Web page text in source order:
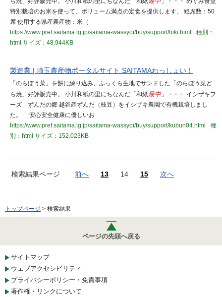
特別栽培のお米を使って、ボリューム満点の定食を提供します。 総席数：50
席 使用する県産農産物：米（
https://www.pref.saitama.lg.jp/saitama-wassyoi/buy/support/hiki.html
種別：
html サイズ：48.944KB
製造業 | 埼玉農産物ポータルサイト SAITAMAわっしょい！
「のらぼう菜」を餅に練り込み、ふっくら生地でサンドした「のらぼう菜ど
ら焼」好評販売中。 小川和紙の里にちなんだ「和紙最中 」・・・ イシザキフ
ーズ ずんだの郷 越谷産ずんだ（枝豆）をイシザキ農園で有機栽培しまし
た。 安心安全健康に優しいお
https://www.pref.saitama.lg.jp/saitama-wassyoi/buy/support/kubun04.html
種
別：html サイズ：152.023KB
検索結果ページ 前へ 13 14 15 次へ
トップページ > 検索結果
ページの先頭へ戻る
サイトマップ
ウェブアクセシビリティ
プライバシーポリシー・免責事項
著作権・リンクについて